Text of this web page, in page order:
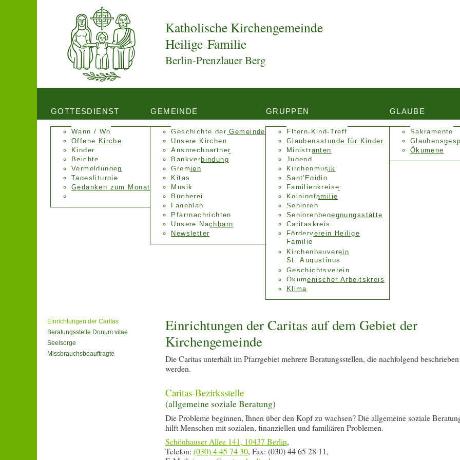
Katholische Kirchengemeinde
Heilige Familie
Berlin-Prenzlauer Berg
GOTTESDIENST
Wann / Wo
Offene Kirche
Kinder
Beichte
Vermeldungen
Tagesliturgie
Gedanken zum Monat
GEMEINDE
Geschichte der Gemeinde
Unsere Kirchen
Ansprechpartner
Bankverbindung
Gremien
Kitas
Musik
Bücherei
Lageplan
Pfarrnachrichten
Unsere Nachbarn
Newsletter
GRUPPEN
Eltern-Kind-Treff
Glaubensstunde für Kinder
Ministranten
Jugend
Kirchenmusik
Sant'Egidio
Familienkreise
Kolpingfamilie
Senioren
Senioren­begegnungs­stätte
Caritaskreis
Förderverein Heilige
Familie
Kirchenbauverein
St. Augustinus
Geschichtsverein
Ökumenischer Arbeitskreis
Klima
GLAUBE
Sakramente
Ökumene
Einrichtungen der Caritas
Beratungsstelle Donum vitae
Seelsorge
Missbrauchsbeauftragte
Einrichtungen der Caritas auf dem Gebiet der
Kirchengemeinde
Die Caritas unterhält im Pfarrgebiet mehrere Beratungsstellen, die nachfolgend beschrieben
werden.
Caritas-Bezirksstelle
(allgemeine soziale Beratung)
Die Probleme beginnen, Ihnen über den Kopf zu wachsen? Die allgemeine soziale
hilft Menschen mit sozialen, finanziellen und familiären Problemen.
Schönhauser Allee 141, 10437 Berlin,
Telefon: (030) 4 45 74 30, Fax: (030) 44 65 28 11,